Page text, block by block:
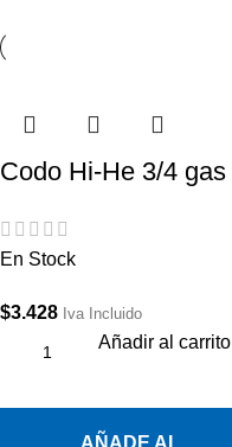
Codo Hi-He 3/4 gas
En Stock
$3.428 Iva Incluido
Añadir al carrito